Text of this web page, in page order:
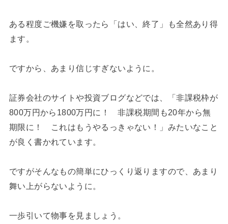
ある程度ご機嫌を取ったら「はい、終了」も全然あり得
ます。
ですから、あまり信じすぎないように。
証券会社のサイトや投資ブログなどでは、「非課税枠が
800万円から1800万円に！ 非課税期間も20年から無
期限に！ これはもうやるっきゃない！」みたいなこと
が良く書かれています。
ですがそんなもの簡単にひっくり返りますので、あまり
舞い上がらないように。
一歩引いて物事を見ましょう。